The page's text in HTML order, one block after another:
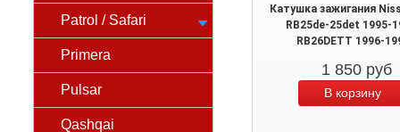
Patrol / Safari
Primera
Pulsar
Qashqai
Катушка зажигания
RB25de-25det 1995-
RB26DETT 1996-
1 850 руб